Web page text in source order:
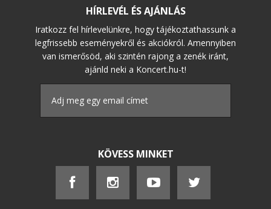
HÍRLEVÉL ÉS AJÁNLÁS
Iratkozz fel hírlevelünkre, hogy tájékoztathassunk a
legfrissebb eseményekről és akciókról. Amennyiben
van ismerősöd, aki szintén rajong a zenék iránt,
ajánld neki a Koncert.hu-t!
KÖVESS MINKET